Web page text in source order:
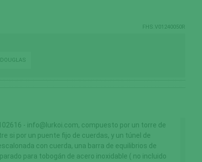
FHS.V01240050R
- info@lurkoi.com, compuesto por un torre de
si por un puente fijo de cuerdas, y un túnel de
con cuerda, una barra de equilibrios de
para tobogán de acero inoxidable ( no incluido